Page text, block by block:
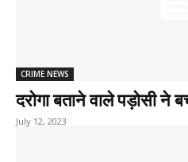
CRIME NEWS
दरोगा बताने वाले पड़ोसी ने
July 12, 2023